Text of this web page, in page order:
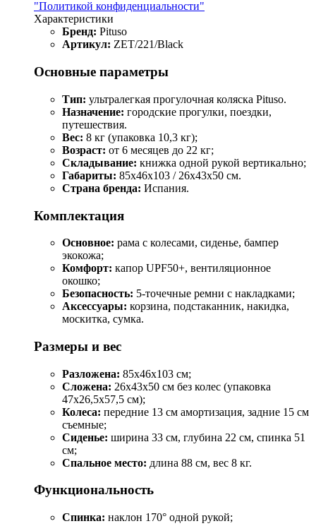
"Политикой конфиденциальности"
Характеристики
Бренд: Pituso
Артикул: ZET/221/Black
Основные параметры
Тип: ультралегкая прогулочная коляска Pituso.
Назначение: городские прогулки, поездки,
путешествия.
Вес: 8 кг (упаковка 10,3 кг);
Возраст: от 6 месяцев до 22 кг;
Складывание: книжка одной рукой вертикально;
Габариты: 85x46x103 / 26x43x50 см.
Страна бренда: Испания.
Комплектация
Основное: рама с колесами, сиденье, бампер
экокожа;
Комфорт: капор UPF50+, вентиляционное
окошко;
Безопасность: 5-точечные ремни с накладками;
Аксессуары: корзина, подстаканник, накидка,
москитка, сумка.
Размеры и вес
Разложена: 85x46x103 см;
Сложена: 26x43x50 см без колес (упаковка
47x26,5x57,5 см);
Колеса: передние 13 см амортизация, задние 15 см
съемные;
Сиденье: ширина 33 см, глубина 22 см, спинка 51
см;
Спальное место: длина 88 см, вес 8 кг.
Функциональность
Спинка: наклон 170° одной рукой;